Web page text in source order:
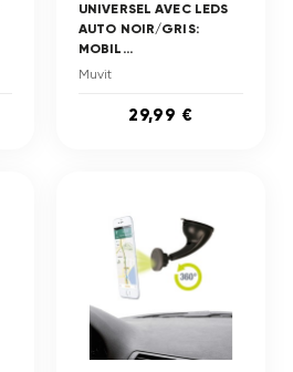
UNIVERSEL AVEC LEDS
AUTO NOIR/GRIS:
MOBIL...
Muvit
29,99 €